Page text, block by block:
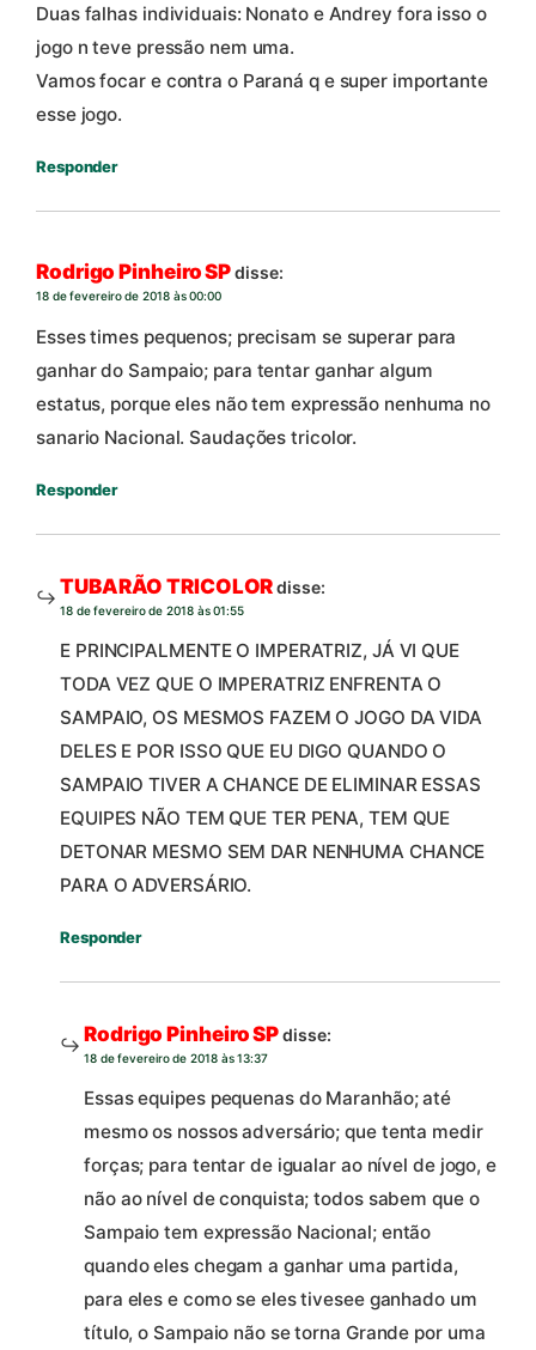
Duas falhas individuais: Nonato e Andrey fora isso o
jogo n teve pressão nem uma.
Vamos focar e contra o Paraná q e super importante
esse jogo.
Responder
Rodrigo Pinheiro SPdisse:
18 de fevereiro de 2018 às 00:00
Esses times pequenos; precisam se superar para
ganhar do Sampaio; para tentar ganhar algum
estatus, porque eles não tem expressão nenhuma no
sanario Nacional. Saudações tricolor.
Responder
TUBARÃO TRICOLORdisse:
18 de fevereiro de 2018 às 01:55
E PRINCIPALMENTE O IMPERATRIZ, JÁ VI QUE
TODA VEZ QUE O IMPERATRIZ ENFRENTA O
SAMPAIO, OS MESMOS FAZEM O JOGO DA VIDA
DELES E POR ISSO QUE EU DIGO QUANDO O
SAMPAIO TIVER A CHANCE DE ELIMINAR ESSAS
EQUIPES NÃO TEM QUE TER PENA, TEM QUE
DETONAR MESMO SEM DAR NENHUMA CHANCE
PARA O ADVERSÁRIO.
Responder
Rodrigo Pinheiro SPdisse:
18 de fevereiro de 2018 às 13:37
Essas equipes pequenas do Maranhão; até
mesmo os nossos adversário; que tenta medir
forças; para tentar de igualar ao nível de jogo, e
não ao nível de conquista; todos sabem que o
Sampaio tem expressão Nacional; então
quando eles chegam a ganhar uma partida,
para eles e como se eles tivesee ganhado um
título, o Sampaio não se torna Grande por uma